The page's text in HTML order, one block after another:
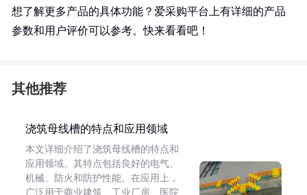
想了解更多产品的具体功能？爱采购平台上有详细的产品
参数和用户评价可以参考。快来看看吧！
其他推荐
浇筑母线槽的特点和应用领域
本文详细介绍了浇筑母线槽的特点和
应用领域。其特点包括良好的电气、
机械、防火和防护性能。在应用上，
广泛用于商业建筑、工业厂房、医院